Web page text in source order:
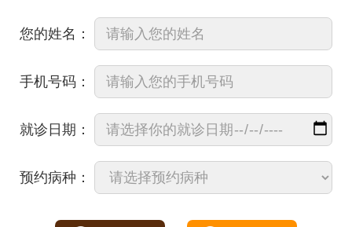
您的姓名：
手机号码：
就诊日期：
预约病种：